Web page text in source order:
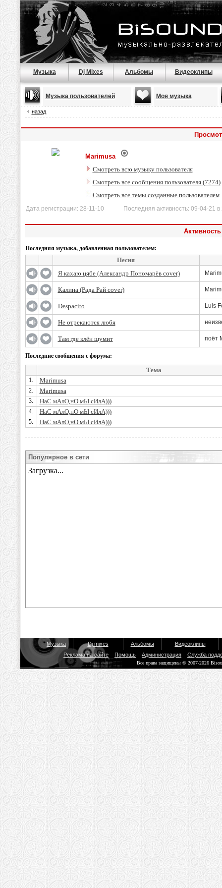
Музыка Dj Mixes Альбомы Видеоклипы
Музыка пользователей Моя музыка
назад
Marimusa
Смотреть всю музыку пользователя
Смотреть все сообщения пользователя (7274)
Смотреть все темы созданные пользователем
Дата регистрации: 28-11-10 Последняя активность: 09-04-21 в
Последняя музыка, добавленная пользователем:
Песня
Я кахаю цябе (Александр Пономарёв cover)
Калина (Рада Рай cover)
Despacito Luis
Не отрекаются любя
Там где клён шумит поёт
Последние сообщения с форума:
Тема
1. Marimusa
2. Marimusa
3. НаС мАлО,нО мЫ сИлА)))
4. НаС мАлО,нО мЫ сИлА)))
5. НаС мАлО,нО мЫ сИлА)))
Популярное в сети
Музыка Dj mixes Альбомы
Видеоклипы
Реклама на сайте
Помощь Администрация Служба
Все права защищены © 2007-2026